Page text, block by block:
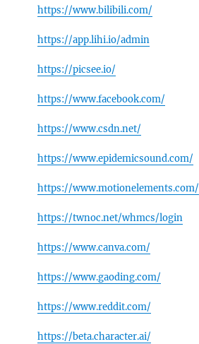
https://www.bilibili.com/
https://app.lihi.io/admin
https://picsee.io/
https://www.facebook.com/
https://www.csdn.net/
https://www.epidemicsound.com/
https://www.motionelements.com/
https://twnoc.net/whmcs/login
https://www.canva.com/
https://www.gaoding.com/
https://www.reddit.com/
https://beta.character.ai/